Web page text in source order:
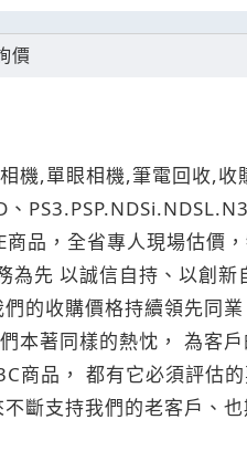
價
機,單眼相機,筆電回收,
、
品，全省專人現場估價
同業，感謝全省長期的網友支持與肯定！
本著同樣的熱忱， 為客
商品， 都有它必須評估